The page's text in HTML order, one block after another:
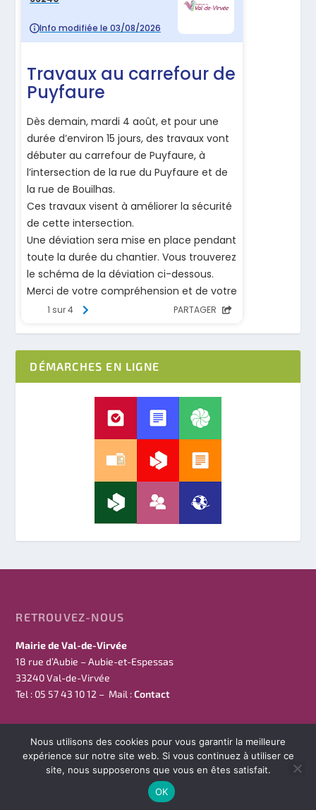
DÉMARCHES EN LIGNE
RETROUVEZ-NOUS
Mairie de Val-de-Virvée
18 rue d’Aubie – Aubie-et-Espessas
33240 Val-de-Virvée
Tel : 05 57 43 10 12 – Mail :Contact
Conçu par Val-De-Virvée | Propulsé par
Nous utilisons des cookies pour vous garantir la meilleure
expérience sur notre site web. Si vous continuez à utiliser ce
site, nous supposerons que vous en êtes satisfait.
OK